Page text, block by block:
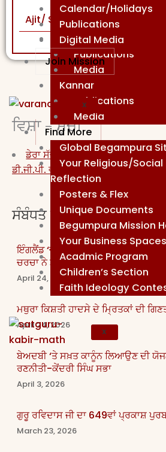
Calendar/Holidays
Publications
Digital Media
Join Mission
X
Publications
Media
Telugu
Publications
Media
Kannar
Publications
Media
Find More
Global Begampura
Your Religious/Social
Reflection
Posters & Flex
Unique Documents
Begumpura Mission
Your Business Spaces
Acadmic Program
Children’s Section
Faith Ideology
X
Ajit/ Send By Charanjit
ਵਿਸ਼ਾ - ਸੂਚੀ
ਡੇਰਾ ਸੱਚਖੰਡ ਬੱਲਾਂ ਵਿਖੇ ਪ੍ਰਧਾਨ
ਡੀ.ਜੀ.ਪੀ. ਵਲੋਂ ਸੁਰੱਖਿਆ ਪ੍ਰਬੰਧਾਂ ਦਾ ਜਾਇਜ਼ਾ
ਸੰਬੰਧਤ ਪੋਸਟਾਂ
ਇੰਗਲੈਂਡ ‘ਚ ਧਰਮ ਪਰਿਵਰਤਨ ਲਈ 10
ਚਰਚਾ ਨੇ ਛੇੜਿਆ ਨਵਾਂ ਵਿਵਾਦ
April 24, 2026
ਮਥੁਰਾ ਕਿਸ਼ਤੀ ਹਾਦਸੇ ਦੇ ਮ੍ਰਿਤਕਾਂ ਦੀ
April 24, 2026
ਬੇਅਦਬੀ ‘ਤੇ ਸਖ਼ਤ ਕਾਨੂੰਨ ਲਿਆਉਣ ਦੀ
ਰਣਨੀਤੀ-ਕੇਂਦਰੀ ਸਿੰਘ ਸਭਾ
April 3, 2026
ਗੁਰੂ ਰਵਿਦਾਸ ਜੀ ਦਾ 649ਵਾਂ ਪ੍ਰਕਾਸ਼
March 23, 2026